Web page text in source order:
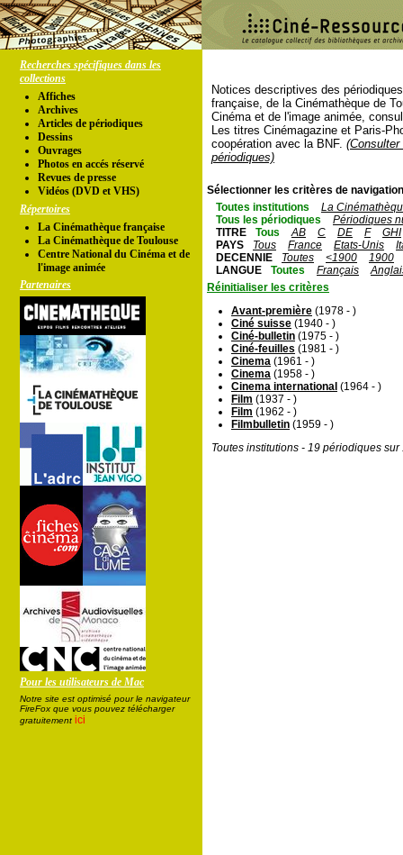
Recherches spécifiques dans les
collections
Affiches
Archives
Articles de périodiques
Dessins
Ouvrages
Photos en accés réservé
Revues de presse
Vidéos (DVD et VHS)
Répertoires
La Cinémathèque française
La Cinémathèque de Toulouse
Centre National du Cinéma et de
l'image animée
Partenaires
Pour les utilisateurs de Mac
Notre site est optimisé pour le navigateur
FireFox que vous pouvez télécharger
gratuitement ici
Notices descriptives des
française, de la Cinémathèque de
Cinéma et de l'image animée,
Les titres Cinémagazine et Paris-
coopération avec la BNF.
périodiques)
Sélectionner les critères de
Toutes institutions
La
Tous les périodiques
Périodiques
TITRE
Tous AB C DE F
GHI
PAYS
Tous France Etats-Unis
DECENNIE
Toutes <1900
1900
LANGUE
Toutes Français
Réinitialiser les critères
Avant-première (1978 - )
Ciné suisse (1940 - )
Ciné-bulletin (1975 - )
Ciné-feuilles (1981 - )
Cinema (1961 - )
Cinema (1958 - )
Cinema international (1964 - )
Film (1937 - )
Film (1962 - )
Filmbulletin (1959 - )
Toutes institutions - 19 périodiques sur